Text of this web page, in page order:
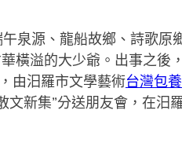
午泉源、龍船故鄉、詩歌原
橫溢的大少爺。出事之後
由汨羅市文學藝術台灣包
新集”分送朋友會，在汨